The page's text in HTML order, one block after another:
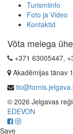
Turismiinfo
Foto ja Video
Kontaktid
Võta meiega
+371 63005447,
Akadēmijas tänav
© 2026 Jelgavas
EDEVON
Save